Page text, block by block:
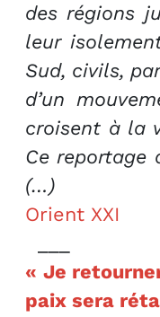
des régions
leur
Sud, civils,
d’un
croisent à la
Ce reportage
(…)
Orient XXI
« Je
paix sera